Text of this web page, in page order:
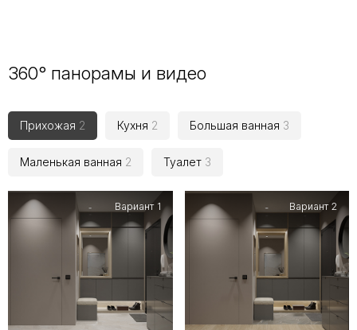
360° панорамы и видео
Прихожая 2 Кухня 2 Большая ванная 3
Маленькая ванная 2 Туалет 3
Вариант 1 Вариант 2